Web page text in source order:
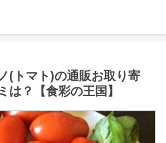
(トマト)の通販お取り寄
は？【食彩の王国】